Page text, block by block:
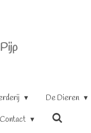
De Dieren
Contact